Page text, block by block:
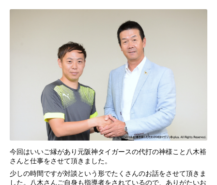
今回はいいご縁があり元阪神タイガースの代打の神様こと八木裕
さんと仕事をさせて頂きました。
少しの時間ですが対談という形でたくさんのお話をさせて頂きま
した。八木さんご自身も指導者をされているので、ありがたいお